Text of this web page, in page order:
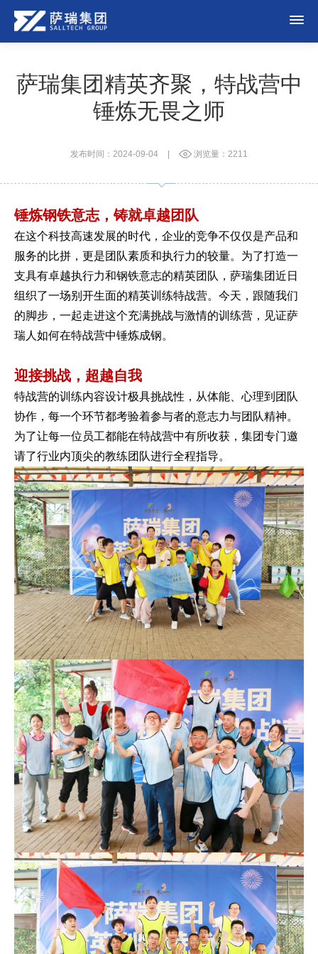
萨瑞集团精英齐聚，特战营中
锤炼无畏之师
发布时间：2024-09-04 浏览量：2211
锤炼钢铁意志，铸就卓越团队
在这个科技高速发展的时代，企业的竞争不仅仅是产品和
服务的比拼，更是团队素质和执行力的较量。为了打造一
支具有卓越执行力和钢铁意志的精英团队，萨瑞集团近日
组织了一场别开生面的精英训练特战营。今天，跟随我们
的脚步，一起走进这个充满挑战与激情的训练营，见证萨
瑞人如何在特战营中锤炼成钢。
迎接挑战，超越自我
特战营的训练内容设计极具挑战性，从体能、心理到团队
协作，每一个环节都考验着参与者的意志力与团队精神。
为了让每一位员工都能在特战营中有所收获，集团专门邀
请了行业内顶尖的教练团队进行全程指导。